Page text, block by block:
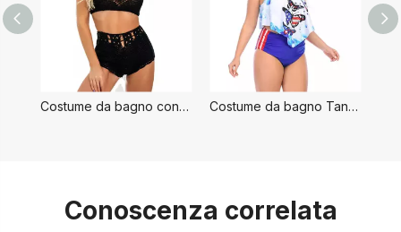
Costume da bagno con canotta floreale Tankini Costume da bagno Tankini a farfalla modesto
Conoscenza correlata